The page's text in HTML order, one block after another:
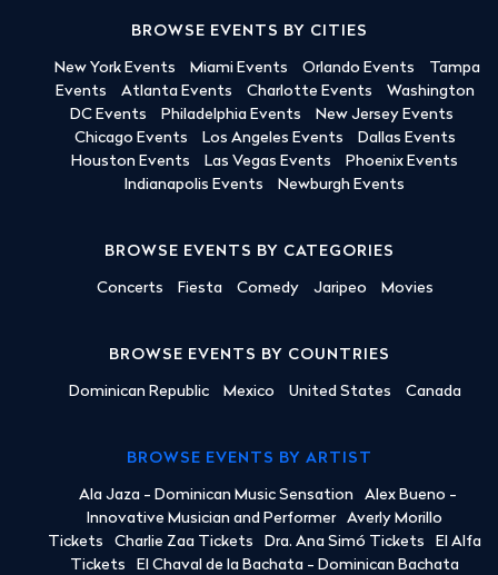
BROWSE EVENTS BY CITIES
New York Events Miami Events Orlando Events
Tampa
Events
Atlanta Events Charlotte Events
Washington
DC Events
Philadelphia Events
New Jersey Events
Chicago Events
Los Angeles Events
Dallas Events
Houston Events
Las Vegas Events
Phoenix Events
Indianapolis Events
Newburgh Events
BROWSE EVENTS BY CATEGORIES
Concerts Fiesta Comedy Jaripeo Movies
BROWSE EVENTS BY COUNTRIES
Dominican Republic Mexico United States Canada
BROWSE EVENTS BY ARTIST
Ala Jaza - Dominican Music Sensation
Alex Bueno -
Innovative Musician and Performer
Averly Morillo
Tickets
Charlie Zaa Tickets Dra. Ana Simó Tickets
El Alfa
Tickets
El Chaval de la Bachata - Dominican Bachata